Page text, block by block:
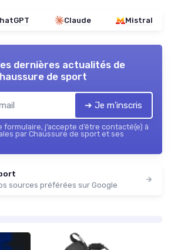
Claude Mistral
dernières actualités de
de sport
➔ Je m'inscris
formulaire, j’accepte d’être contacté(e) à
par Chaussure de sport et ses
sources préférées sur Google